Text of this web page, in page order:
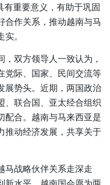
有重要意义，有助于巩固
合作关系，推动越南与马
。
双方领导人一致认为，
党际、国家、民间交流等
展势头。近期，两国政治
、联合国、亚太经合组织
配合。越南与马来西亚是
推动经济发展，共享关于
马战略伙伴关系走深走